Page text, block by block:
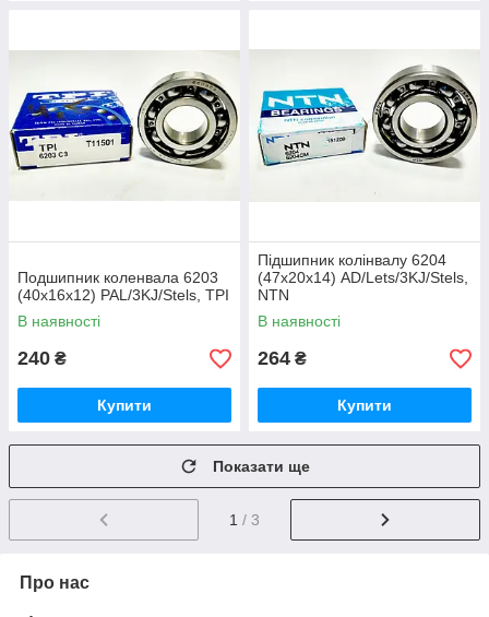
Подшипник коленвала 6203
(40x16x12) PAL/3KJ/Stels, TPI
В наявності
240 ₴
Купити
Підшипник колінвалу 6204
(47x20x14) AD/Lets/3KJ/Stels,
NTN
В наявності
264 ₴
Купити
Показати ще
1 / 3
Про нас